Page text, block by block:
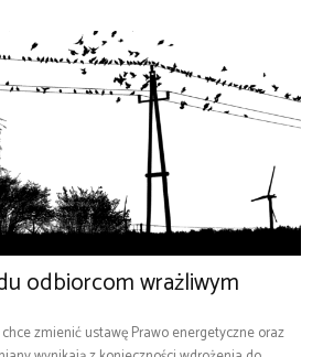
odbiorcom wrażliwym
zmienić ustawę Prawo energetyczne oraz